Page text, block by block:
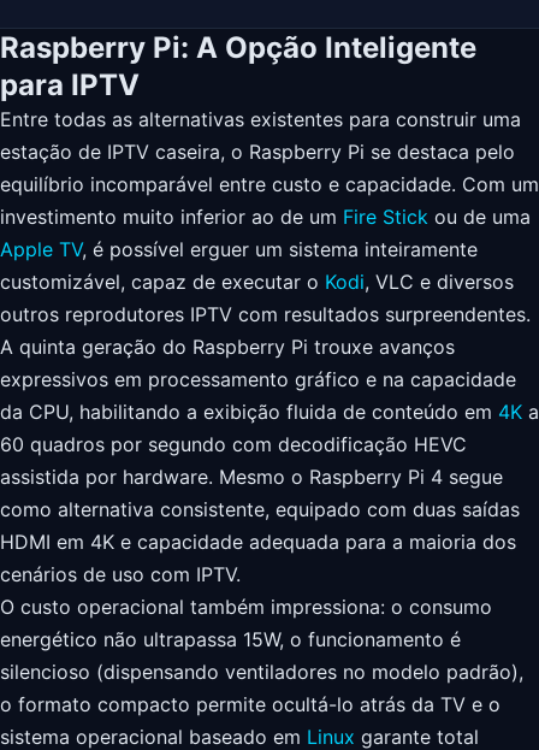
Raspberry Pi: A Opção Inteligente
para IPTV
Entre todas as alternativas existentes para construir uma
estação de IPTV caseira, o Raspberry Pi se destaca pelo
equilíbrio incomparável entre custo e capacidade. Com um
investimento muito inferior ao de um Fire Stick ou de uma
Apple TV, é possível erguer um sistema inteiramente
customizável, capaz de executar o Kodi, VLC e diversos
outros reprodutores IPTV com resultados surpreendentes.
A quinta geração do Raspberry Pi trouxe avanços
expressivos em processamento gráfico e na capacidade
da CPU, habilitando a exibição fluida de conteúdo em 4K a
60 quadros por segundo com decodificação HEVC
assistida por hardware. Mesmo o Raspberry Pi 4 segue
como alternativa consistente, equipado com duas saídas
HDMI em 4K e capacidade adequada para a maioria dos
cenários de uso com IPTV.
O custo operacional também impressiona: o consumo
energético não ultrapassa 15W, o funcionamento é
silencioso (dispensando ventiladores no modelo padrão),
o formato compacto permite ocultá-lo atrás da TV e o
sistema operacional baseado em Linux garante total